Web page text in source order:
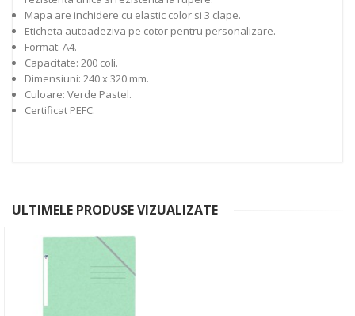
Mapa are inchidere cu elastic color si 3 clape.
Eticheta autoadeziva pe cotor pentru personalizare.
Format: A4.
Capacitate: 200 coli.
Dimensiuni: 240 x 320 mm.
Culoare: Verde Pastel.
Certificat PEFC.
ULTIMELE PRODUSE VIZUALIZATE